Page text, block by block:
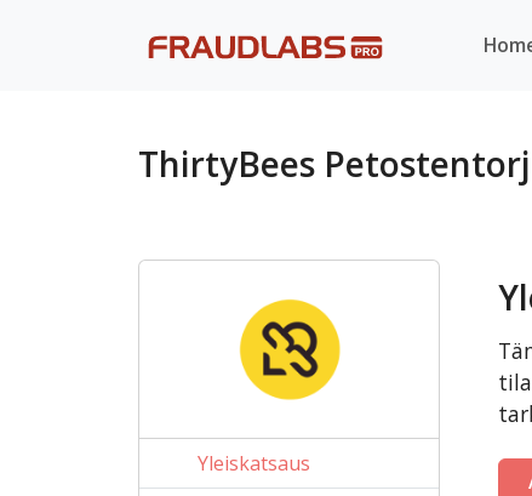
ThirtyBees
Yleiskatsaus